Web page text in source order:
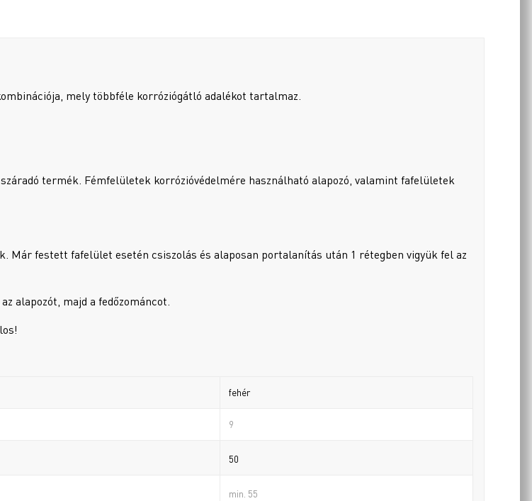
mely többféle korróziógátló adalékot tartalmaz.
termék. Fémfelületek korrózióvédelmére használható alapozó, valamint fafelületek
Már festett fafelület esetén csiszolás és alaposan portalanítás után 1 rétegben vigyük fel az
alapozót, majd a fedőzománcot.
fehér
9
50
min. 55